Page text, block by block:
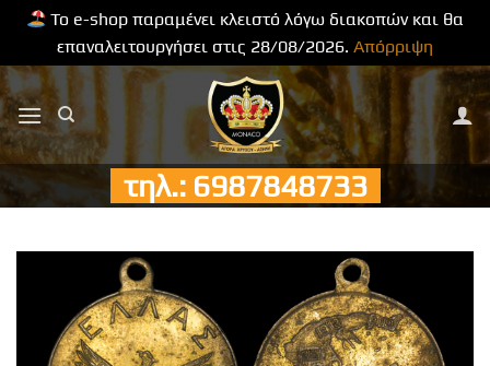
Το e-shop παραμένει κλειστό λόγω διακοπών και θα
επαναλειτουργήσει στις 28/08/2026. Απόρριψη
Μετάβαση
στο
περιεχόμενο
τηλ.: 6987848733